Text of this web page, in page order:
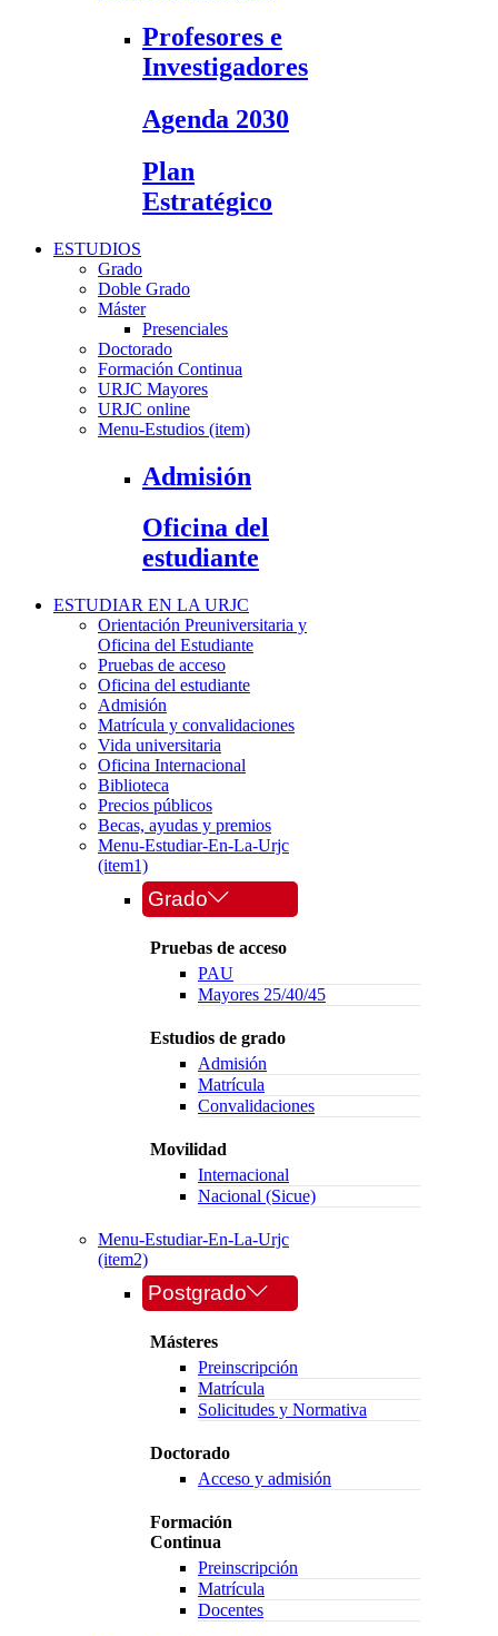
Profesores e
Investigadores
Agenda 2030
Plan
Estratégico
ESTUDIOS
Grado
Doble Grado
Máster
Presenciales
Doctorado
Formación Continua
URJC Mayores
URJC online
Menu-Estudios (item)
Admisión
Oficina del
estudiante
ESTUDIAR EN LA URJC
Orientación Preuniversitaria y
Oficina del Estudiante
Pruebas de acceso
Oficina del estudiante
Admisión
Matrícula y convalidaciones
Vida universitaria
Oficina Internacional
Biblioteca
Precios públicos
Becas, ayudas y premios
Menu-Estudiar-En-La-Urjc
(item1)
Grado
Pruebas de acceso
PAU
Mayores 25/40/45
Estudios de grado
Admisión
Matrícula
Convalidaciones
Movilidad
Internacional
Nacional (Sicue)
Menu-Estudiar-En-La-Urjc
(item2)
Postgrado
Másteres
Preinscripción
Matrícula
Solicitudes y Normativa
Doctorado
Acceso y admisión
Formación
Continua
Preinscripción
Matrícula
Docentes